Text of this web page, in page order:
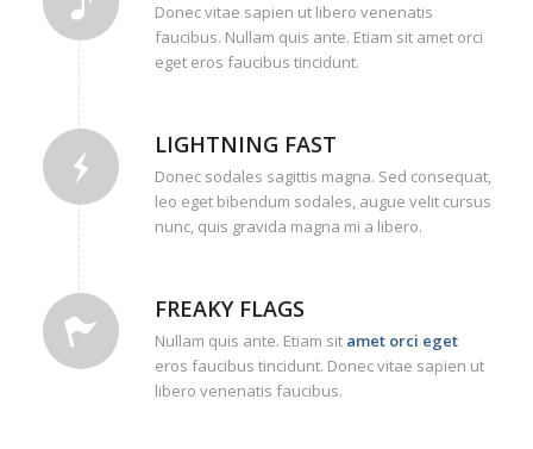
Donec vitae sapien ut libero venenatis
faucibus. Nullam quis ante. Etiam sit amet orci
eget eros faucibus tincidunt.
LIGHTNING FAST
Donec sodales sagittis magna. Sed consequat,
leo eget bibendum sodales, augue velit cursus
nunc, quis gravida magna mi a libero.
FREAKY FLAGS
Nullam quis ante. Etiam sit amet orci eget
eros faucibus tincidunt. Donec vitae sapien ut
libero venenatis faucibus.